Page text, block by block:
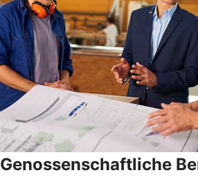
Genossenschaftliche